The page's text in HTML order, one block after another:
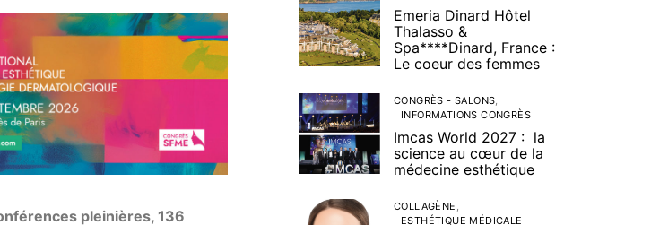
pleinières, 136
Emeria Dinard Hôtel
Thalasso &
Spa****Dinard, France :
Le coeur des femmes
CONGRÈS - SALONS
INFORMATIONS CONGRÈS
Imcas World 2027 : la
science au cœur de la
médecine esthétique
COLLAGÈNE
ESTHÉTIQUE MÉDICALE